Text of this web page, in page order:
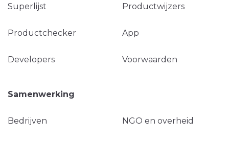
Superlijst Productwijzers
Productchecker App
Developers Voorwaarden
Samenwerking
Bedrijven NGO en overheid